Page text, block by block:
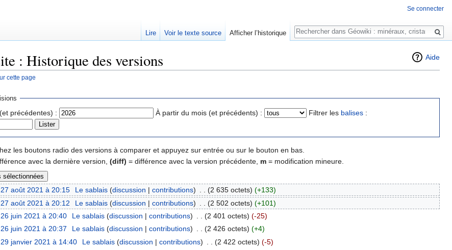
Aide
: Historique des versions
cette page
précédentes) : À partir du mois (et précédents) : Filtrer les balises :
les boutons radio des versions à comparer et appuyez sur entrée ou sur le bouton en bas.
avec la dernière version, (diff) = différence avec la version précédente, m = modification mineure.
27 août 2021 à 20:15 Le sablais (discussion | contributions) (2 635 octets) (+133)
27 août 2021 à 20:12 Le sablais (discussion | contributions) (2 502 octets) (+101)
26 juin 2021 à 20:40 Le sablais (discussion | contributions) (2 401 octets) (-25)
26 juin 2021 à 20:37 Le sablais (discussion | contributions) . . (2 426 octets) (+4)
29 janvier 2021 à 14:40 Le sablais (discussion | contributions) (2 422 octets) (-5)
Se connecter
Lire Voir le texte source Afficher l’historique
Rechercher